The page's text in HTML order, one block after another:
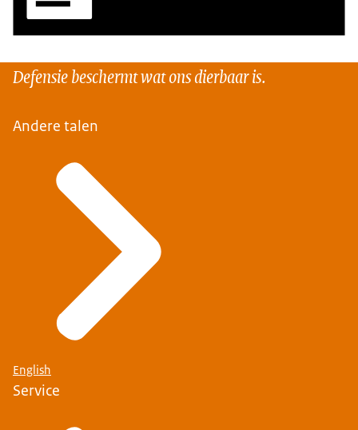
Defensie beschermt wat ons dierbaar is.
Andere talen
English
Service